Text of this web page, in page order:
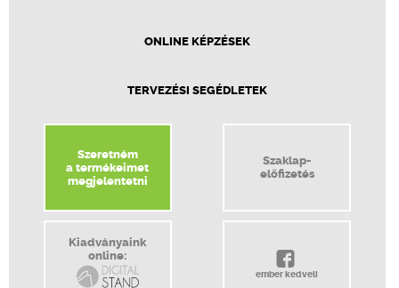
ONLINE KÉPZÉSEK
TERVEZÉSI SEGÉDLETEK
Szeretném
a termékeimet
megjelentetni
Szaklap-
előfizetés
Kiadványaink
online:
ember kedveli